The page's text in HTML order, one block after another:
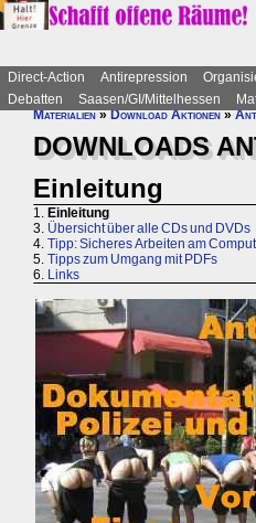
Direct-Action Antirepression
Debatten
Saasen/GI/Mittelhessen
Materialien»Download Aktionen»
DOWNLOADS
Einleitung
1. Einleitung
3. Übersicht über alle CDs und DVDs
4. Tipp: Sicheres Arbeiten am
5. Tipps zum Umgang mit PDFs
6. Links